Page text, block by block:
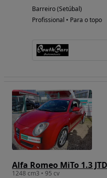
Barreiro (Setúbal)
Profissional • Para o topo
Alfa Romeo MiTo 1.3
1248 cm3 • 95 cv